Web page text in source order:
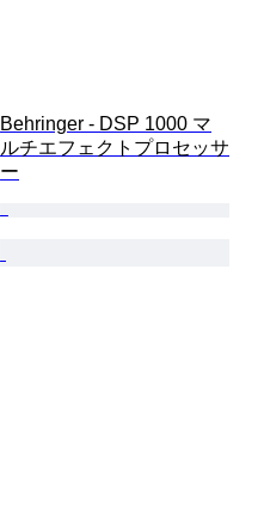
Behringer - DSP 1000 マ
ルチエフェクトプロセッサ
ー